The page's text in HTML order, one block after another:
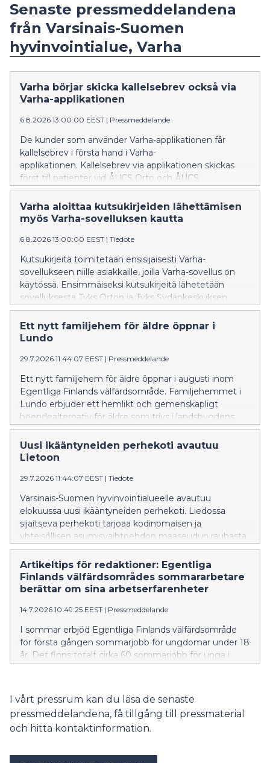
Senaste pressmeddelandena
från Varsinais-Suomen
hyvinvointialue, Varha
Varha börjar skicka kallelsebrev också via
Varha-applikationen
6.8.2026 13:00:00 EEST | Pressmeddelande
De kunder som använder Varha-applikationen får
kallelsebrev i första hand i Varha-
applikationen. Kallelsebrev via applikationen skickas
först till patienter vid ÅUCS Orto och ÅUCS
Hjärtcentret. Utifrån erfarenheterna utvidgas
verksamhetsmodellen senare också till de övriga
specialområdena inom ÅUCS-sjukhustjänster.
Varha aloittaa kutsukirjeiden lähettämisen
myös Varha-sovelluksen kautta
6.8.2026 13:00:00 EEST | Tiedote
Kutsukirjeitä toimitetaan ensisijaisesti Varha-
sovellukseen niille asiakkaille, joilla Varha-sovellus on
käytössä. Ensimmäiseksi kutsukirjeitä lähetetään
sovelluksesta Tyks Orton ja Tyks Sydänkeskuksen
potilaille. Kokemusten perusteella toimintamallia
laajennetaan myöhemmin myös muille Tyks-
sairaalapalveluiden erikoisaloille.
Ett nytt familjehem för äldre öppnar i
Lundo
29.7.2026 11:44:07 EEST | Pressmeddelande
Ett nytt familjehem för äldre öppnar i augusti inom
Egentliga Finlands välfärdsområde. Familjehemmet i
Lundo erbjuder ett hemlikt och gemenskapligt
boendealternativ för äldre som trivs i landsbygdens
lugn och ro.
Uusi ikääntyneiden perhekoti avautuu
Lietoon
29.7.2026 11:44:07 EEST | Tiedote
Varsinais-Suomen hyvinvointialueelle avautuu
elokuussa uusi ikääntyneiden perhekoti. Liedossa
sijaitseva perhekoti tarjoaa kodinomaisen ja
yhteisöllisen asumisvaihtoehdon maaseudun rauhasta
nauttiville ikäihmisille.
Artikeltips för redaktioner: Egentliga
Finlands välfärdsområdes sommararbetare
berättar om sina arbetserfarenheter
14.7.2026 10:49:25 EEST | Pressmeddelande
I sommar erbjöd Egentliga Finlands välfärdsområde
för första gången sommarjobb för ungdomar under 18
år. Det finns totalt cirka 60 sommarjobb för unga i
akutsjukvård runt om i Egentliga Finland.
I vårt pressrum kan du läsa de senaste
pressmeddelandena, få tillgång till pressmaterial
och hitta kontaktinformation.